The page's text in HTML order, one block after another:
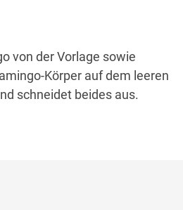
von der Vorlage sowie
Körper auf dem leeren
schneidet beides aus.